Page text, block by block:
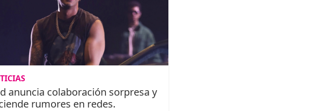
anuncia colaboración sorpresa y
rumores en redes.